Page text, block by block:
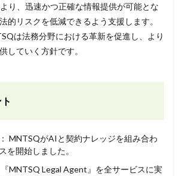
り、迅速かつ正確な情報提供が可能とな
的リスクを低減できるよう支援します。
は法務分野における革新を促進し、より
していく方針です。
： MNTSQがAIと契約ナレッジを組み合わ
を開始しました。
MNTSQ Legal Agent』を全サービスに実